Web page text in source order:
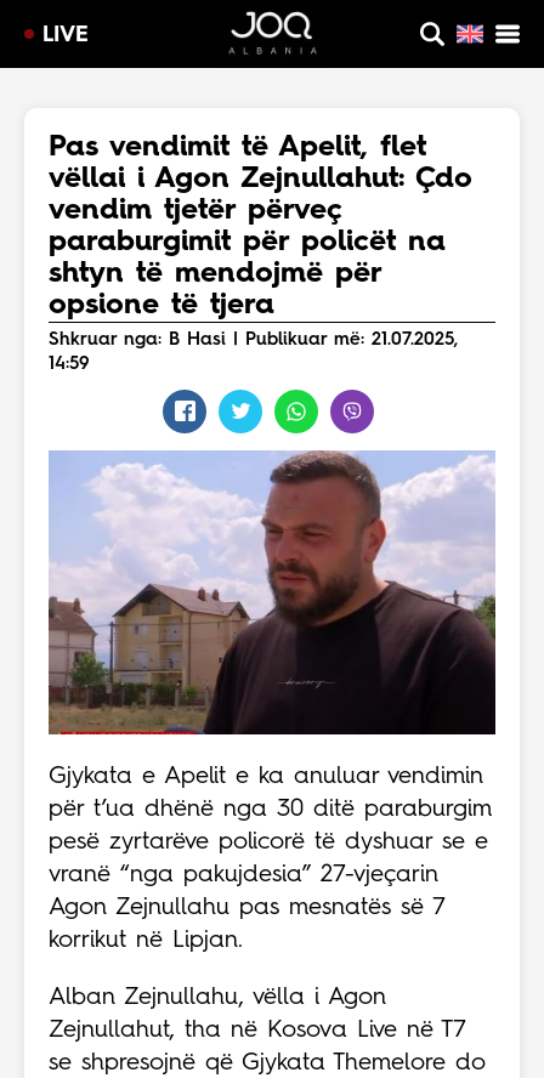
LIVE
Pas vendimit të Apelit, flet
vëllai i Agon Zejnullahut: Çdo
vendim tjetër përveç
paraburgimit për policët na
shtyn të mendojmë për
opsione të tjera
Shkruar nga: B Hasi | Publikuar më: 21.07.2025,
14:59
Gjykata e Apelit e ka anuluar vendimin
për t’ua dhënë nga 30 ditë paraburgim
pesë zyrtarëve policorë të dyshuar se e
vranë “nga pakujdesia” 27-vjeçarin
Agon Zejnullahu pas mesnatës së 7
korrikut në Lipjan.
Alban Zejnullahu, vëlla i Agon
Zejnullahut, tha në Kosova Live në T7
se shpresojnë që Gjykata Themelore do